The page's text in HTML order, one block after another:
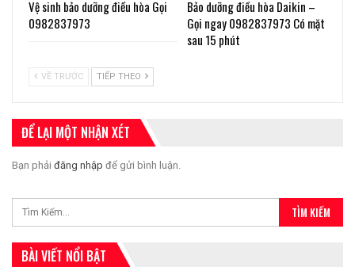
Vệ sinh bảo dưỡng điều hòa Gọi
0982837973
Bảo dưỡng điều hòa Daikin –
Gọi ngay 0982837973 Có mặt
sau 15 phút
VỀ TRƯỚC TIẾP THEO
ĐỂ LẠI MỘT NHẬN XÉT
Bạn phải đăng nhập để gửi bình luận.
BÀI VIẾT NỔI BẬT